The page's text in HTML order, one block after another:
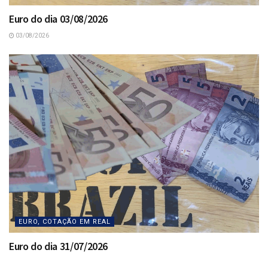
Euro do dia 03/08/2026
03/08/2026
EURO, COTAÇÃO EM REAL
Euro do dia 31/07/2026